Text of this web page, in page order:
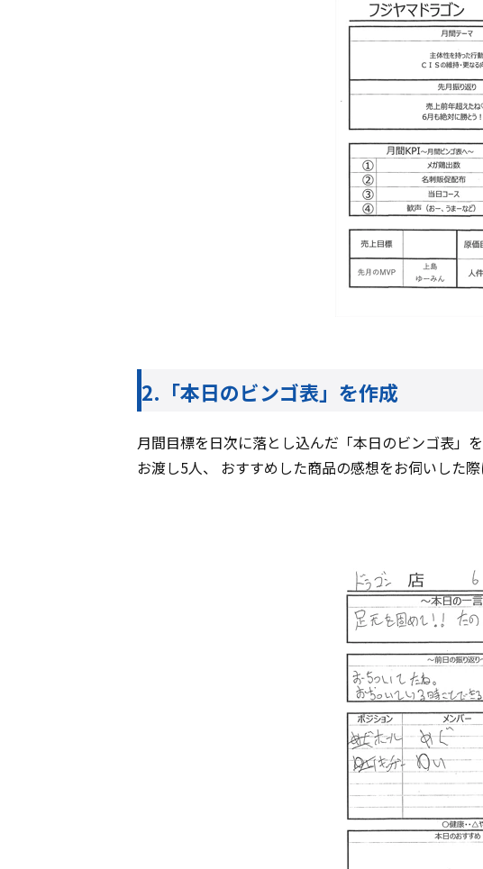
2.「本日のビンゴ表」を作成
月間目標を日次に落とし込んだ「本日のビンゴ表」
お渡し5人、 おすすめした商品の感想をお伺いした